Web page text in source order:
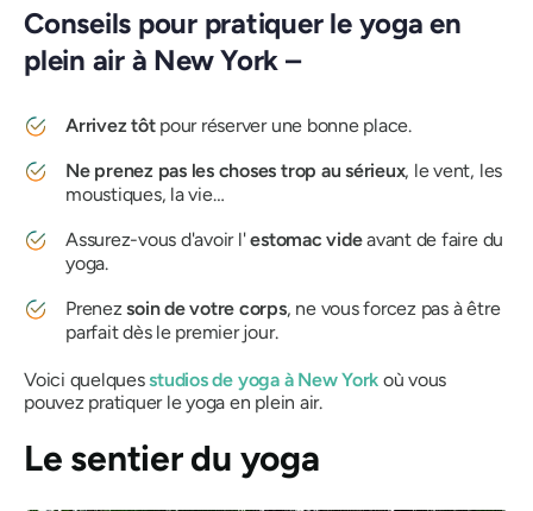
Conseils pour pratiquer le yoga en
plein air à New York –
Arrivez tôtpour réserver une bonne place.
Ne prenez pas les choses trop au sérieux, le vent, les
moustiques, la vie…
Assurez-vous d'avoir l'estomac videavant de faire du
yoga.
Prenezsoin de votre corps, ne vous forcez pas à être
parfait dès le premier jour.
Voici quelquesstudios de yoga à New York où vous
pouvez pratiquer le yoga en plein air.
Le sentier du yoga